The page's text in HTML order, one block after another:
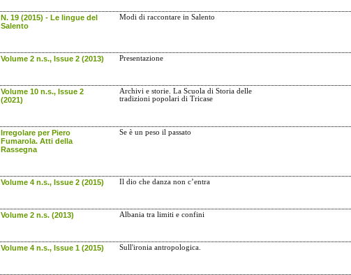
N. 19 (2015) - Le lingue del
Salento
Modi di raccontare in Salento
Volume 2 n.s., Issue 2 (2013) Presentazione
Volume 10 n.s., Issue 2
(2021)
Archivi e storie. La Scuola di Storia delle
tradizioni popolari di Tricase
Irregolare per Piero
Fumarola. Atti della
Rassegna
Se è un peso il passato
Volume 4 n.s., Issue 2 (2015) Il dio che danza non c’entra
Volume 2 n.s. (2013) Albania tra limiti e confini
Volume 4 n.s., Issue 1 (2015) Sull'ironia antropologica.